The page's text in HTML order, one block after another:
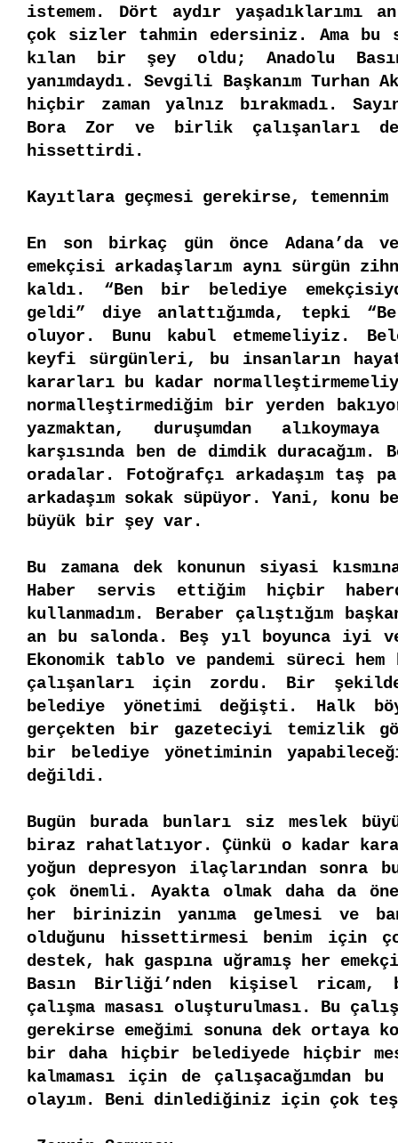
istemem. Dört aydır yaşadıklarımı
çok sizler tahmin edersiniz. Ama bu
kılan bir şey oldu; Anadolu
yanımdaydı. Sevgili Başkanım Turhan
hiçbir zaman yalnız bırakmadı.
Bora Zor ve birlik çalışanları
hissettirdi.
Kayıtlara geçmesi gerekirse,
En son birkaç gün önce Adana’da ve
emekçisi arkadaşlarım aynı sürgün
kaldı. “Ben bir belediye
geldi” diye anlattığımda, tepki
oluyor. Bunu kabul etmemeliyiz.
keyfi sürgünleri, bu insanların
kararları bu kadar
normalleştirmediğim bir yerden
yazmaktan, duruşumdan
karşısında ben de dimdik duracağım.
oradalar. Fotoğrafçı arkadaşım taş
arkadaşım sokak süpüyor. Yani, konu
büyük bir şey var.
Bu zamana dek konunun siyasi
Haber servis ettiğim hiçbir
kullanmadım. Beraber çalıştığım
an bu salonda. Beş yıl boyunca iyi
Ekonomik tablo ve pandemi süreci hem
çalışanları için zordu. Bir şekilde
belediye yönetimi değişti. Halk
gerçekten bir gazeteciyi temizlik
bir belediye yönetiminin
değildi.
Bugün burada bunları siz meslek
biraz rahatlatıyor. Çünkü o kadar
yoğun depresyon ilaçlarından sonra
çok önemli. Ayakta olmak daha da
her birinizin yanıma gelmesi ve
olduğunu hissettirmesi benim için
destek, hak gaspına uğramış her
Basın Birliği’nden kişisel ricam,
çalışma masası oluşturulması. Bu
gerekirse emeğimi sonuna dek ortaya
bir daha hiçbir belediyede hiçbir
kalmaması için de çalışacağımdan
olayım. Beni dinlediğiniz için çok